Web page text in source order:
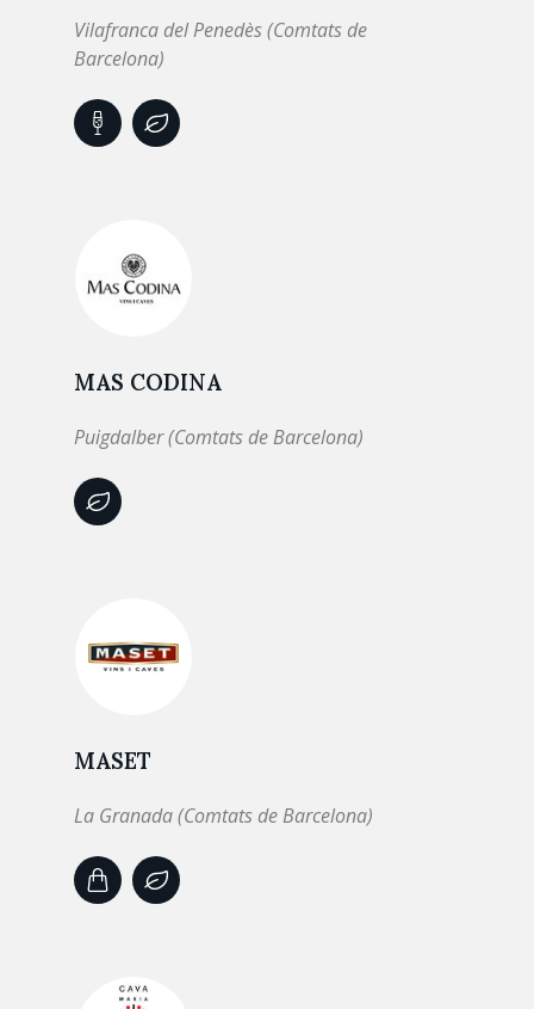
Vilafranca del Penedès (Comtats de
Barcelona)
MAS CODINA
Puigdalber (Comtats de Barcelona)
MASET
La Granada (Comtats de Barcelona)